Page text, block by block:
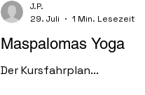
Maspalomas Yoga
Der Kursfahrplan...
J.P.
29. Juli
1 Min. Lesezeit